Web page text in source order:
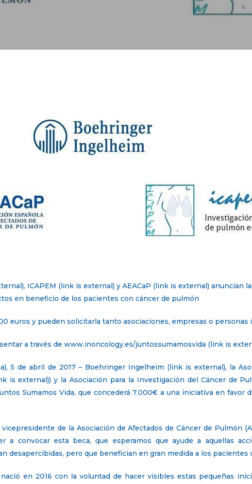
ICAPEM (link is external) y AEACaP (link is external) anuncian
en beneficio de los pacientes con cáncer de pulmón
euros y pueden solicitarla tanto asociaciones, empresas o
a través de www.inoncology.es/juntossumamosvida (link is
5 de abril de 2017 – Boehringer Ingelheim (link is external), la
is external)) y la Asociación para la Investigación del Cáncer de
Sumamos Vida, que concederá 7.000€ a una iniciativa en favor
de la Asociación de Afectados de Cáncer de Pulmón
a convocar esta beca, que esperamos que ayude a aquellas
desapercibidas, pero que benefician en gran medida a los pacientes
en 2016 con la voluntad de hacer visibles estas pequeñas